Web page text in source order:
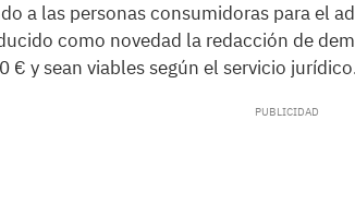
a las personas consumidoras para el
como novedad la redacción de
€ y sean viables según el servicio